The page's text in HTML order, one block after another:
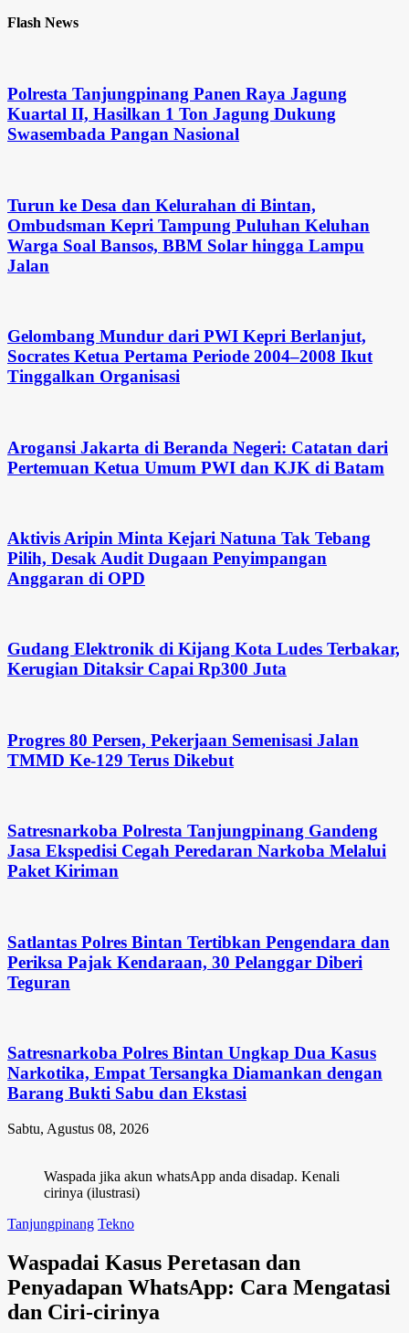
Flash News
Polresta Tanjungpinang Panen Raya Jagung
Kuartal II, Hasilkan 1 Ton Jagung Dukung
Swasembada Pangan Nasional
Turun ke Desa dan Kelurahan di Bintan,
Ombudsman Kepri Tampung Puluhan Keluhan
Warga Soal Bansos, BBM Solar hingga Lampu
Jalan
Gelombang Mundur dari PWI Kepri Berlanjut,
Socrates Ketua Pertama Periode 2004–2008 Ikut
Tinggalkan Organisasi
Arogansi Jakarta di Beranda Negeri: Catatan dari
Pertemuan Ketua Umum PWI dan KJK di Batam
Aktivis Aripin Minta Kejari Natuna Tak Tebang
Pilih, Desak Audit Dugaan Penyimpangan
Anggaran di OPD
Gudang Elektronik di Kijang Kota Ludes Terbakar,
Kerugian Ditaksir Capai Rp300 Juta
Progres 80 Persen, Pekerjaan Semenisasi Jalan
TMMD Ke-129 Terus Dikebut
Satresnarkoba Polresta Tanjungpinang Gandeng
Jasa Ekspedisi Cegah Peredaran Narkoba Melalui
Paket Kiriman
Satlantas Polres Bintan Tertibkan Pengendara dan
Periksa Pajak Kendaraan, 30 Pelanggar Diberi
Teguran
Satresnarkoba Polres Bintan Ungkap Dua Kasus
Narkotika, Empat Tersangka Diamankan dengan
Barang Bukti Sabu dan Ekstasi
Sabtu, Agustus 08, 2026
Waspada jika akun whatsApp anda disadap. Kenali
cirinya (ilustrasi)
Tanjungpinang Tekno
Waspadai Kasus Peretasan dan
Penyadapan WhatsApp: Cara Mengatasi
dan Ciri-cirinya